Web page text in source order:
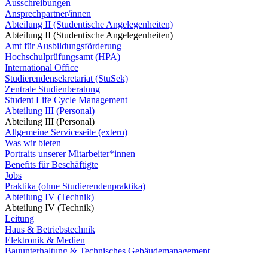
Ausschreibungen
Ansprechpartner/innen
Abteilung II (Studentische Angelegenheiten)
Abteilung II (Studentische Angelegenheiten)
Amt für Ausbildungsförderung
Hochschulprüfungsamt (HPA)
International Office
Studierendensekretariat (StuSek)
Zentrale Studienberatung
Student Life Cycle Management
Abteilung III (Personal)
Abteilung III (Personal)
Allgemeine Serviceseite (extern)
Was wir bieten
Portraits unserer Mitarbeiter*innen
Benefits für Beschäftigte
Jobs
Praktika (ohne Studierendenpraktika)
Abteilung IV (Technik)
Abteilung IV (Technik)
Leitung
Haus & Betriebstechnik
Elektronik & Medien
Bauunterhaltung & Technisches Gebäudemanagement